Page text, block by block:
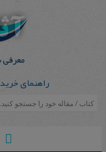
راهنمای خرید